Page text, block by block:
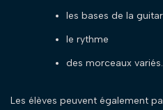
les bases de la
le rythme
des morceaux variés.
Les élèves peuvent également